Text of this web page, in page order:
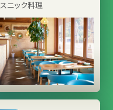
ニック料理